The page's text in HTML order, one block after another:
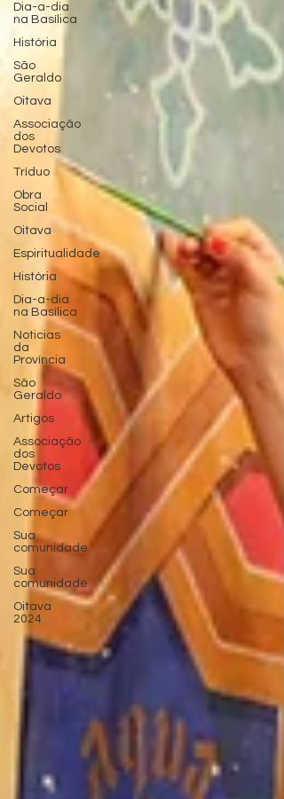
Dia-a-dia
na Basílica
História
São
Geraldo
Oitava
Associação
dos
Devotos
Tríduo
Obra
Social
Oitava
Espiritualidade
História
Dia-a-dia
na Basílica
Noticias
da
Província
São
Geraldo
Artigos
Associação
dos
Devotos
Começar
Começar
Sua
comunidade
Sua
comunidade
Oitava
2024